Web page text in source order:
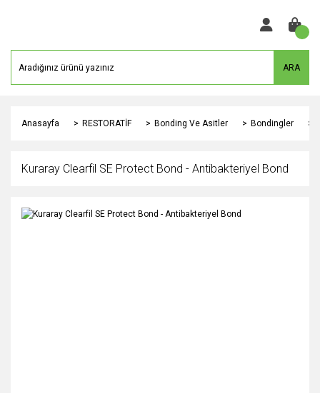
ARA
Anasayfa RESTORATİF Bonding Ve Asitler Bondingler
Kuraray Clearfil SE Protect Bond - Antibakteriyel Bond